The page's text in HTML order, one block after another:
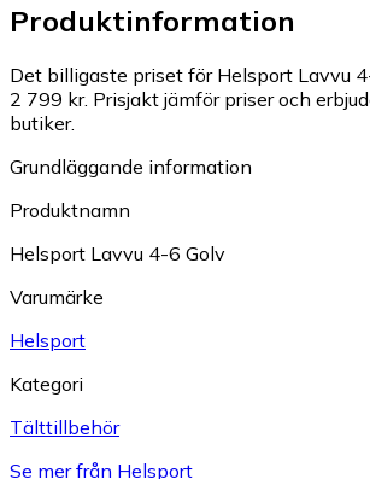
Produktinformation
Det billigaste priset för Helsport Lavvu
2 799 kr. Prisjakt jämför priser och
butiker.
Grundläggande information
Produktnamn
Helsport Lavvu 4-6 Golv
Varumärke
Helsport
Kategori
Tälttillbehör
Se mer från Helsport